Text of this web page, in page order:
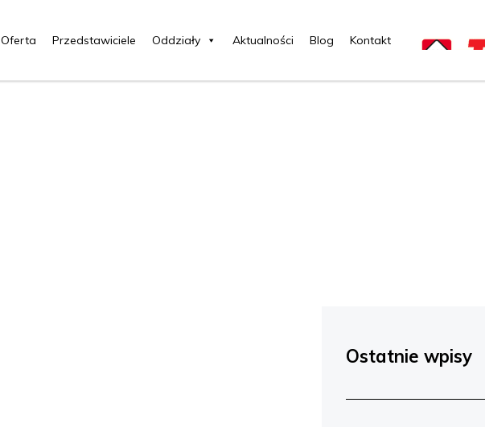
Oferta Przedstawiciele Oddziały Aktualności Blog Kontakt
Ostatnie wpisy